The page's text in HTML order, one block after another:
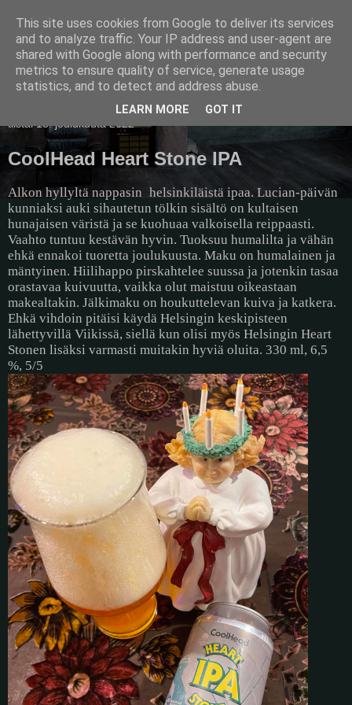
Pullollinen
tiistai 13. joulukuuta 2022
CoolHead Heart Stone IPA
Alkon hyllyltä nappasin helsinkiläistä ipaa. Lucian-päivän
kunniaksi auki sihautetun tölkin sisältö on kultaisen
hunajaisen väristä ja se kuohuaa valkoisella reippaasti.
Vaahto tuntuu kestävän hyvin. Tuoksuu humalilta ja vähän
ehkä ennakoi tuoretta joulukuusta. Maku on humalainen ja
mäntyinen. Hiilihappo pirskahtelee suussa ja jotenkin tasaa
orastavaa kuivuutta, vaikka olut maistuu oikeastaan
makealtakin. Jälkimaku on houkuttelevan kuiva ja katkera.
Ehkä vihdoin pitäisi käydä Helsingin keskipisteen
lähettyvillä Viikissä, siellä kun olisi myös Helsingin Heart
Stonen lisäksi varmasti muitakin hyviä oluita. 330 ml, 6,5
%, 5/5
This site uses cookies from Google to deliver its services
and to analyze traffic. Your IP address and user-agent are
shared with Google along with performance and security
metrics to ensure quality of service, generate usage
statistics, and to detect and address abuse.
LEARN MORE GOT IT